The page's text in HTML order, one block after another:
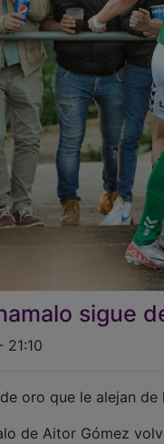
sigue
21:10
oro que le alejan
de Aitor Gómez